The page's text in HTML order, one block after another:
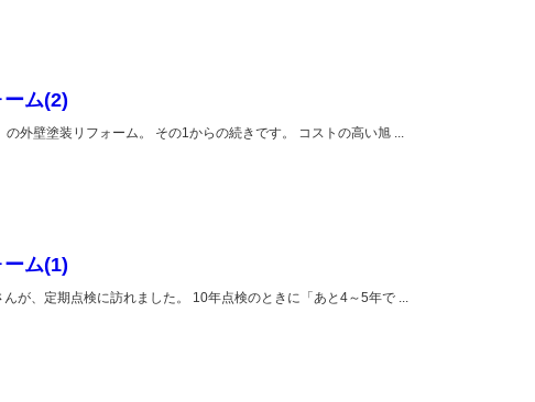
ム(2)
外壁塗装リフォーム。 その1からの続きです。 コストの高い旭 ...
ム(1)
が、定期点検に訪れました。 10年点検のときに「あと4～5年で ...